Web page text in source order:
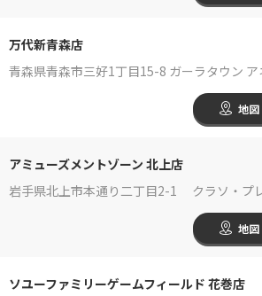
万代新青森店
青森県青森市三好1丁目15-8 ガーラタウン
地図
アミューズメントゾーン 北上店
岩手県北上市本通り二丁目2-1 クラソ・プ
地図
ソユーファミリーゲームフィールド 花巻店